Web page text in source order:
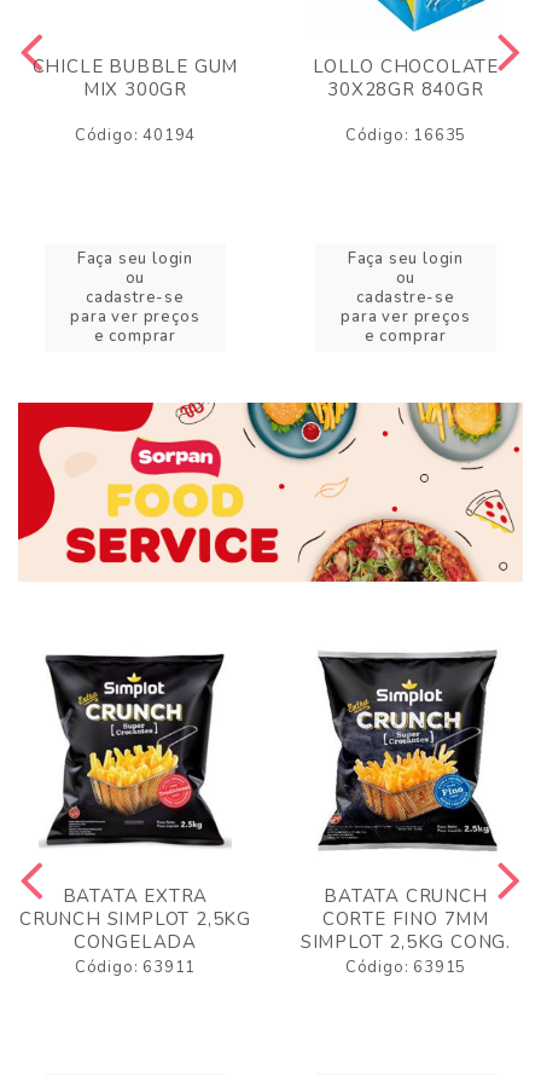
CHICLE BUBBLE GUM
MIX 300GR
Código: 40194
Faça seu login
ou
cadastre-se
para ver preços
e comprar
LOLLO CHOCOLATE
30X28GR 840GR
Código: 16635
Faça seu login
ou
cadastre-se
para ver preços
e comprar
BATATA EXTRA
CRUNCH SIMPLOT 2,5KG
CONGELADA
Código: 63911
BATATA CRUNCH
CORTE FINO 7MM
SIMPLOT 2,5KG CONG.
Código: 63915